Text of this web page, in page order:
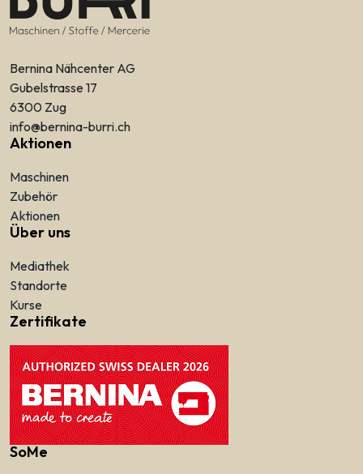
Bernina Nähcenter AG
Gubelstrasse 17
6300 Zug
info@bernina-burri.ch
Aktionen
Maschinen
Zubehör
Aktionen
Über uns
Mediathek
Standorte
Kurse
Zertifikate
SoMe